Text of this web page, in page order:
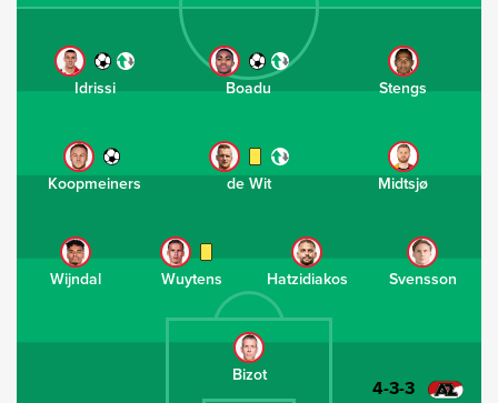
Bizot
Svensson
Hatzidiakos
Wuytens
Wijndal
Midtsjø
de Wit
Koopmeiners
Stengs
Boadu
Idrissi
4-3-3